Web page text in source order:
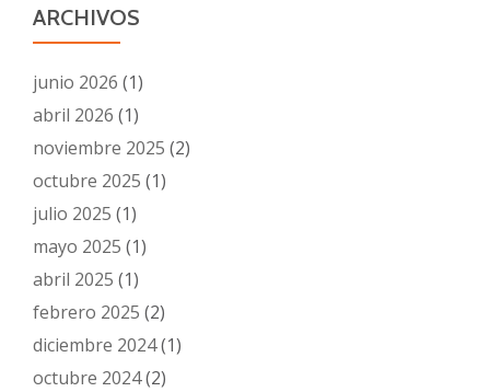
ARCHIVOS
junio 2026 (1)
abril 2026 (1)
noviembre 2025 (2)
octubre 2025 (1)
julio 2025 (1)
mayo 2025 (1)
abril 2025 (1)
febrero 2025 (2)
diciembre 2024(1)
octubre 2024(2)